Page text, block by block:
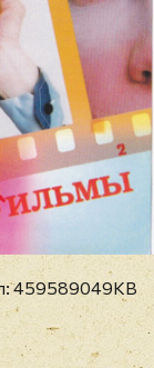
459589049KB